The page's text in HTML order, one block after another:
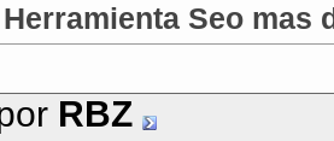
Seo mas
RBZ